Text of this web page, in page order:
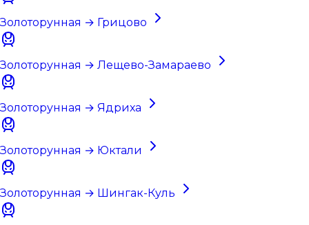
Золоторунная → Грицово
Золоторунная → Лещево-Замараево
Золоторунная → Ядриха
Золоторунная → Юктали
Золоторунная → Шингак-Куль